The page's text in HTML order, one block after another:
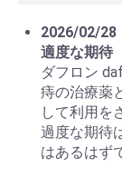
2026/02/28
適度な期待
ダフロン
痔の治療薬
して利用を
過度な期待
はあるはず